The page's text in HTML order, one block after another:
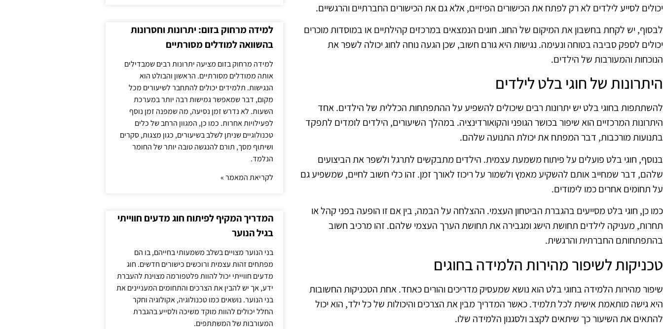
יכולים לסייע לילדים לא רק לפתח את הכישורים הפיזיים, אלא גם את הכישורים החברתיים והרגשיים.
לבסוף, יש לקחת בחשבון את המיקום של החוג. חוגים הנמצאים במרכזים קהילתיים או במוסדות מוכרים
יכולים לספק סביבה בטוחה ונעימה. נגישות היא גורם חשוב, שכן הגעה נוחה לחוג יכולה לשפר את
הנוכחות והמעורבות של הילדים.
היתרונות של חוגי בלט לילדים
להשתתפות בחוגי בלט יש יתרונות רבים שיכולים להשפיע על ההתפתחות הכללית של הילדים. אחד
היתרונות המרכזיים הוא שיפור בכושר הגופני והקואורדינציה. במהלך השיעורים, הילדים לומדים לתפקד
בתנועות מורכבות, דבר המפתח את יכולת התנועה שלהם.
בנוסף, חוגי בלט פועלים על פיתוח משמעת עצמית. הילדים מתבקשים לתרגל ולשפר את הביצועים
שלהם, דבר שמחייב אותם להשקיע מאמץ ולשמור על ריכוז לאורך זמן. זהו כלי חשוב לחיים, שמשפיע גם
על תחומים אחרים כמו לימודים.
כמו כן, חוגי בלט מסייעים בהגברת הביטחון העצמי. ההצלחה על הבמה, בין אם זו הופעה בפני קהל או
תחרות, מעניקה לילדים תחושת הישג ומגבירה את תחושת הערך העצמי שלהם. זהו מרכיב חשוב
בהתפתחותם החברתית והרגשית.
טכניקות לשיפור מהירות הלמידה בחוגים
שיפור מהירות הלמידה בחוגי בלט הוא נושא שמעסיק מדריכים והורים כאחד. אחת הטכניקות החשובות
היא גישה מותאמת אישית לכל תלמיד. כאשר המדריך מבין את הצרכים והיכולות של כל ילד, הוא יכול
להתאים את השיעור כך שיתאים לקצב ולסגנון הלמידה שלו.
למידה מרחוק בזום: יתרונות וחסרונות
בהשוואה למודלים מסורתיים
למידה מרחוק בזום מציעה יתרונות רבים שמבדילים
אותה ממודלים מסורתיים. הראשון והבולט הוא
הנגישות. תלמידים יכולים להתחבר לשיעורים מכל
מקום, דבר שמאפשר גמישות רבה יותר במערכת
השעות. לא נדרש זמן נסיעה, מה שמפנה זמן נוסף
לפעילויות אחרות. כמו כן, המגוון הרחב של כלים
טכנולוגיים שניתן לשלב בשיעורים, כגון מצגות, סקרים
ושיתוף מסך, תורם להנגשה טובה יותר של החומר
הנלמד.
לקריאת המאמר »
המדריך המקיף לפיתוח חוג מדעים חווייתי
בגיל הנוער
בני הנוער מצויים בשלב משמעותי בחייהם, בו הם
מפתחים זהות עצמית ורוכשים כישורים חדשים. חוג
מדעים חווייתי יכול להוות פלטפורמה מצוינת להעברת
ידע, אך יש להבין את הצרכים והתחומים המעניינים את
בני הנוער. נושאים כמו טכנולוגיה, אקולוגיה וחקר
החלל יכולים להוות מוקד משיכה ולסייע בהגברת
המעורבות של המשתתפים.